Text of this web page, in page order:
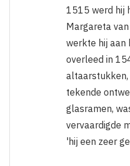
1515 werd hij
Margareta
werkte hij aan
overleed in
tekende
glasramen,
vervaardigde
'hij een zeer